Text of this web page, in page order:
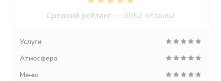
Средний рейтинг — 3052 отзывы
Услуги
Атмосфера
Меню